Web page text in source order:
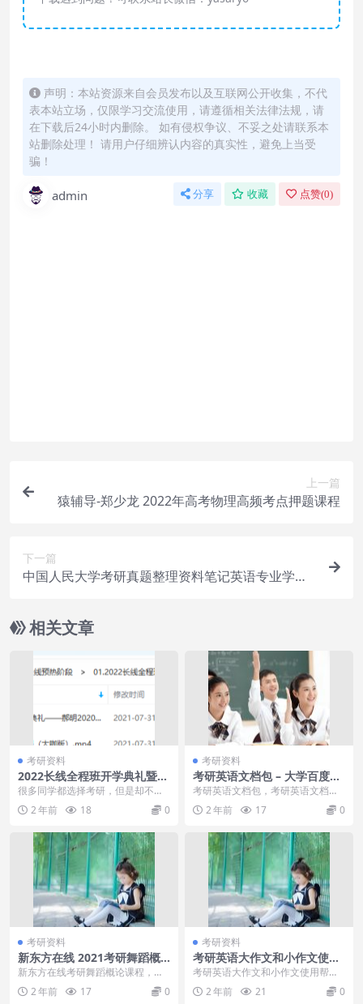
声明：本站资源来自会员发布以及互联网公开收集，不代
表本站立场，仅限学习交流使用，请遵循相关法律法规，请
在下载后24小时内删除。 如有侵权争议、不妥之处请联系本
站删除处理！ 请用户仔细辨认内容的真实性，避免上当受
骗！
admin 分享 收藏 点赞(0)
上一篇
猿辅导-郑少龙 2022年高考物理高频考点押题课程
下一篇
中国人民大学考研真题整理资料笔记英语专业学习
相关文章
考研资料
2022长线全程班开学典礼暨全
面导学课考研政治复习思路整
很多同学都选择考研，但是却不知
道怎么准备，本课件是考研政治全
面导学课，可以帮助同...
2 年前 18 0
考研资料
考研英语文档包 – 大学百度网
盘学习资料学盘网
考研英语文档包，考研英语文档包
目录：01 写作主题词库（熟知即可
不需背诵）.pd...
2 年前 17 0
考研资料
新东方在线 2021考研舞蹈概
论课程
新东方在线考研舞蹈概论课程，本
课程共11G，VIP会员可通过百度网
盘转存下载或者...
2 年前 17 0
考研资料
考研英语大作文和小作文使用
帮助 49页PDF文档
考研英语大作文和小作文使用帮助
49页PDF文档，考研英语大作文和
小作文使用帮助...
2 年前 21 0